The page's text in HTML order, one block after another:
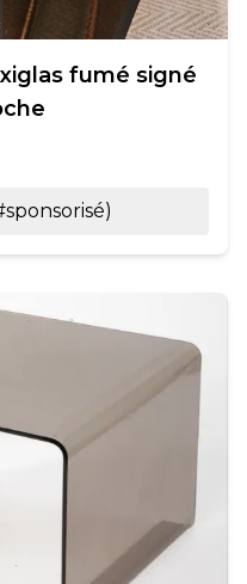
fumé signé